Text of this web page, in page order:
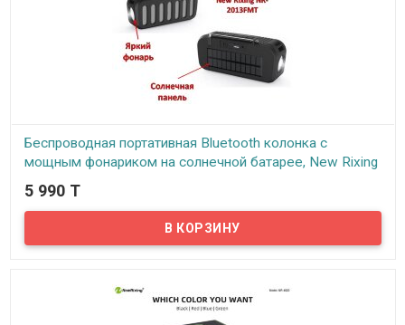
Беспроводная портативная Bluetooth колонка с
мощным фонариком на солнечной батарее, New Rixing
NR-2013FMT
Представляем вам беспроводную портативную Bluetooth
5 990 T